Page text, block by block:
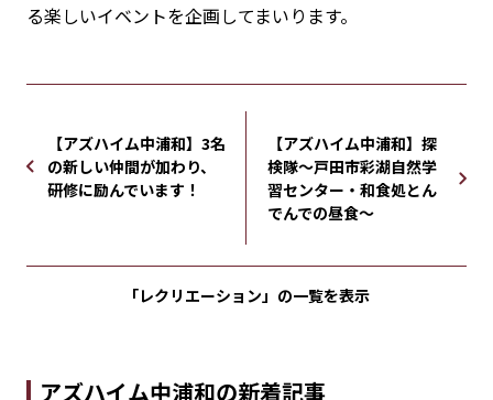
る楽しいイベントを企画してまいります。
【アズハイム中浦和】3名
の新しい仲間が加わり、
研修に励んでいます！
【アズハイム中浦和】探
検隊～戸田市彩湖自然学
習センター・和食処とん
でんでの昼食～
「レクリエーション」の一覧を表示
アズハイム中浦和の新着記事